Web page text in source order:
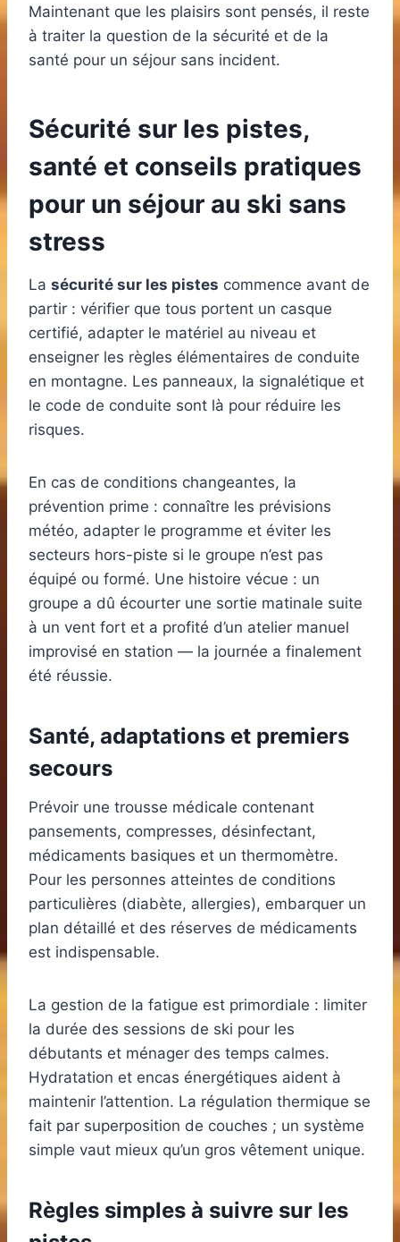
Maintenant que les plaisirs sont pensés, il reste
à traiter la question de la sécurité et de la
santé pour un séjour sans incident.
Sécurité sur les pistes,
santé et conseils pratiques
pour un séjour au ski sans
stress
La sécurité sur les pistes commence avant de
partir : vérifier que tous portent un casque
certifié, adapter le matériel au niveau et
enseigner les règles élémentaires de conduite
en montagne. Les panneaux, la signalétique et
le code de conduite sont là pour réduire les
risques.
En cas de conditions changeantes, la
prévention prime : connaître les prévisions
météo, adapter le programme et éviter les
secteurs hors-piste si le groupe n’est pas
équipé ou formé. Une histoire vécue : un
groupe a dû écourter une sortie matinale suite
à un vent fort et a profité d’un atelier manuel
improvisé en station — la journée a finalement
été réussie.
Santé, adaptations et premiers
secours
Prévoir une trousse médicale contenant
pansements, compresses, désinfectant,
médicaments basiques et un thermomètre.
Pour les personnes atteintes de conditions
particulières (diabète, allergies), embarquer un
plan détaillé et des réserves de médicaments
est indispensable.
La gestion de la fatigue est primordiale : limiter
la durée des sessions de ski pour les
débutants et ménager des temps calmes.
Hydratation et encas énergétiques aident à
maintenir l’attention. La régulation thermique se
fait par superposition de couches ; un système
simple vaut mieux qu’un gros vêtement unique.
Règles simples à suivre sur les